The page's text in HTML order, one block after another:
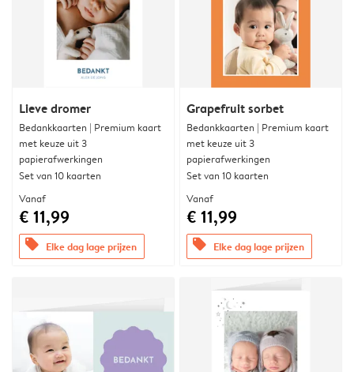
Lieve dromer
Bedankkaarten | Premium kaart
met keuze uit 3
papierafwerkingen
Set van 10 kaarten
Vanaf
€ 11,99
offers Elke dag lage prijzen
Grapefruit sorbet
Bedankkaarten | Premium kaart
met keuze uit 3
papierafwerkingen
Set van 10 kaarten
Vanaf
€ 11,99
offers Elke dag lage prijzen